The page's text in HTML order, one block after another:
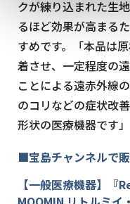
クが練り込まれた生
るほど効果が高まる
すめです。「本品は
着させ、一定程度の
ことによる遠赤外線
のコリなどの症状改
形状の医療機器です」
■宝島チャンネルで
【一般医療機器】『